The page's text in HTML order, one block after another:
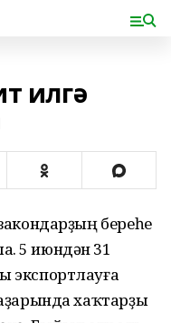
илгә
береһе
5 июндән 31
экспортлауға
хаҡтарҙы